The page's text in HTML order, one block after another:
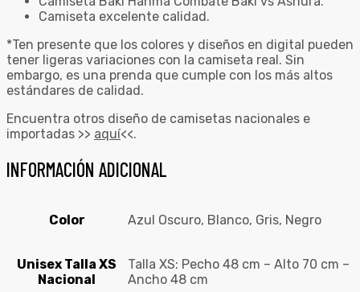
Camiseta excelente calidad.
*Ten presente que los colores y diseños en digital pueden
tener ligeras variaciones con la camiseta real. Sin
embargo, es una prenda que cumple con los más altos
estándares de calidad.
Encuentra otros diseño de camisetas nacionales e
importadas >> aquí<<.
INFORMACIÓN ADICIONAL
Color Azul Oscuro, Blanco, Gris, Negro
Unisex Talla XS
Nacional
Talla XS: Pecho 48 cm – Alto 70 cm –
Ancho 48 cm